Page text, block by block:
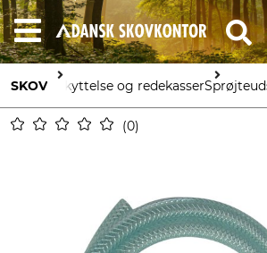
SKOVbeskyttelse og redekasser
0